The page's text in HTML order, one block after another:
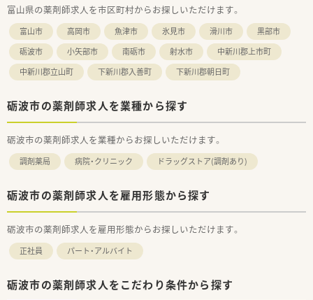
富山県の薬剤師求人を市区町村からお探しいただけます。
富山市 高岡市 魚津市 氷見市 滑川市
黒部市
砺波市
小矢部市 南砺市 射水市
中新川郡上市町
中新川郡立山町
下新川郡入善町 下新川郡朝日町
砺波市の薬剤師求人を業種から探す
砺波市の薬剤師求人を業種からお探しいただけます。
調剤薬局 病院・クリニック ドラッグストア(調剤あり)
砺波市の薬剤師求人を雇用形態から探す
砺波市の薬剤師求人を雇用形態からお探しいただけます。
正社員 パート・アルバイト
砺波市の薬剤師求人をこだわり条件から探す